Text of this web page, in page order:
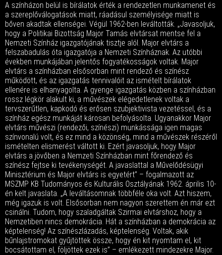
A színházon belül is bírálatok érték a rendezetlen munkamenet és
a szereplőválogatások miatt, ráadásul személyisége miatt is
bőven akadtak ellenségei. Végül 1962-ben leváltották. „Javasoljuk,
hogy a Politikai Bizottság Major Tamás elvtársat mentse fel a
Nemzeti Színház igazgatójának tisztje alól. Major elvtárs a
felszabadulás óta igazgatója a Nemzeti Színháznak. Az utóbbi
években munkájában jelentős fogyatékosságok voltak. Major
elvtárs a színházban elsősorban mint rendező és színész
működött, és az igazgatás tennivalóit az ismételt bírálatok
ellenére is elhanyagolta. A gyenge igazgatás közben a színházban
rossz légkör alakult ki, a művészek elégedetlenek voltak a
tervszerűtlen, kapkodó és erősen szubjektivista vezetéssel, és a
színház egész munkáját károsan befolyásolta. Ugyanakkor Major
elvtárs művészi (rendezői, színészi) munkássága igen magas
színvonalú volt, és ez mind a közönség, mind a művészek részéről
ismételten elismerést váltott ki. Ezért javasoljuk, hogy Major
elvtárs a jövőben a Nemzeti Színházban mint főrendező és
színész fejtse ki tevékenységét. A javaslattal a Művelődésügyi
Minisztérium és Major elvtárs is egyetért” – fogalmazott az
MSZMP KB Tudományos és Kulturális Osztályának 1962. április 10-
én kelt javaslata. „A leváltásomnak többféle oka volt. Azt hiszem,
még igazuk is volt. Elsősorban nem nagyon szerettem én már ezt
csinálni. Tudom, hogy szaladgáltak Szirmai elvtárshoz, hogy a
Nemzetiben nincs demokrácia. Hát a színházban a demokrácia az
képtelenség! Az színészlázadás, képtelenség. Voltak, akik
bűnlajstromokat gyűjtöttek össze, hogy én kit nyomtam el, kit
bocsátottam el, följöttek ezek is” – emlékezett mindezekre Major.